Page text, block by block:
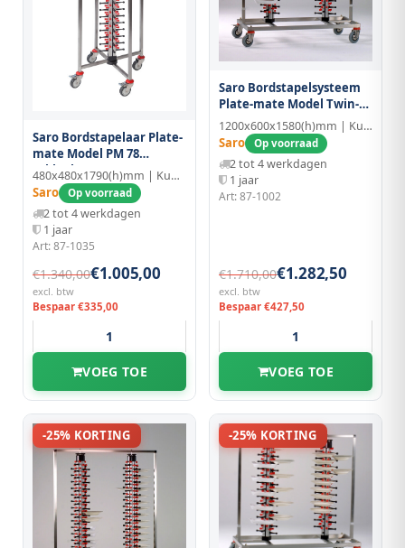
Saro Bordstapelaar Plate-
mate Model PM 78
Inklapbaar
480x480x1790(h)mm | Kunststof/Aluminium
Saro Op voorraad
2 tot 4 werkdagen
1 jaar
Art: 87-1035
€1.340,00€1.005,00
excl. btw
Bespaar €335,00
VOEG TOE
Saro Bordstapelsysteem
Plate-mate Model Twin-
120
1200x600x1580(h)mm | Kunststof/Aluminium
Saro Op voorraad
2 tot 4 werkdagen
1 jaar
Art: 87-1002
€1.710,00€1.282,50
excl. btw
Bespaar €427,50
VOEG TOE
-25% KORTING -25% KORTING